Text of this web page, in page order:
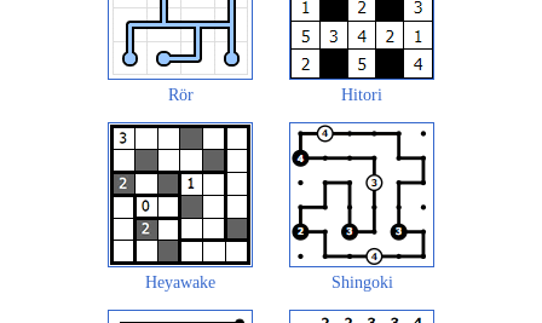
Rör Hitori
Heyawake Shingoki